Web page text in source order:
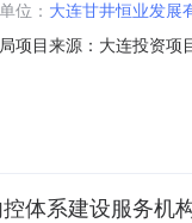
位： 大连甘井恒业发展
项目来源：大连投资
：邀请招标项目规模
体系建设服务机